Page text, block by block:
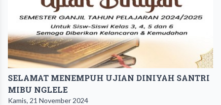
SELAMAT MENEMPUH UJIAN DINIYAH SANTRI
MIBU NGLELE
Kamis, 21 November 2024